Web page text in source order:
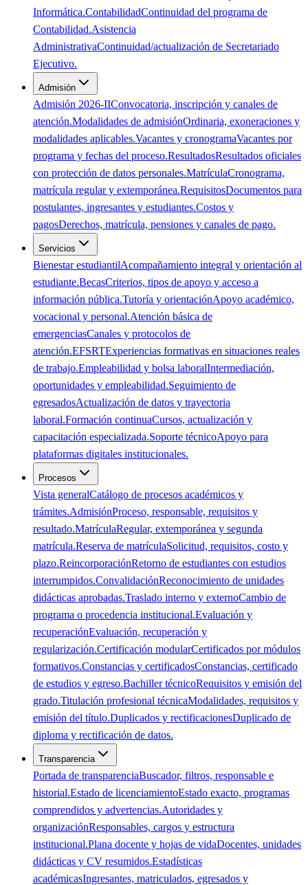
Informática.ContabilidadContinuidad del programa de
Contabilidad.Asistencia
AdministrativaContinuidad/actualización de Secretariado
Ejecutivo.
Admisión
Admisión 2026-IIConvocatoria, inscripción y canales de
atención.Modalidades de admisiónOrdinaria, exoneraciones y
modalidades aplicables.Vacantes y cronogramaVacantes por
programa y fechas del proceso.ResultadosResultados oficiales
con protección de datos personales.MatrículaCronograma,
matrícula regular y extemporánea.RequisitosDocumentos para
postulantes, ingresantes y estudiantes.Costos y
pagosDerechos, matrícula, pensiones y canales de pago.
Servicios
Bienestar estudiantilAcompañamiento integral y orientación al
estudiante.BecasCriterios, tipos de apoyo y acceso a
información pública.Tutoría y orientaciónApoyo académico,
vocacional y personal.Atención básica de
emergenciasCanales y protocolos de
atención.EFSRTExperiencias formativas en situaciones reales
de trabajo.Empleabilidad y bolsa laboralIntermediación,
oportunidades y empleabilidad.Seguimiento de
egresadosActualización de datos y trayectoria
laboral.Formación continuaCursos, actualización y
capacitación especializada.Soporte técnicoApoyo para
plataformas digitales institucionales.
Procesos
Vista generalCatálogo de procesos académicos y
trámites.AdmisiónProceso, responsable, requisitos y
resultado.MatrículaRegular, extemporánea y segunda
matrícula.Reserva de matrículaSolicitud, requisitos, costo y
plazo.ReincorporaciónRetorno de estudiantes con estudios
interrumpidos.ConvalidaciónReconocimiento de unidades
didácticas aprobadas.Traslado interno y externoCambio de
programa o procedencia institucional.Evaluación y
recuperaciónEvaluación, recuperación y
regularización.Certificación modularCertificados por módulos
formativos.Constancias y certificadosConstancias, certificado
de estudios y egreso.Bachiller técnicoRequisitos y emisión del
grado.Titulación profesional técnicaModalidades, requisitos y
emisión del título.Duplicados y rectificacionesDuplicado de
diploma y rectificación de datos.
Transparencia
Portada de transparenciaBuscador, filtros, responsable e
historial.Estado de licenciamientoEstado exacto, programas
comprendidos y advertencias.Autoridades y
organizaciónResponsables, cargos y estructura
institucional.Plana docente y hojas de vidaDocentes, unidades
didácticas y CV resumidos.Estadísticas
académicasIngresantes, matriculados, egresados y